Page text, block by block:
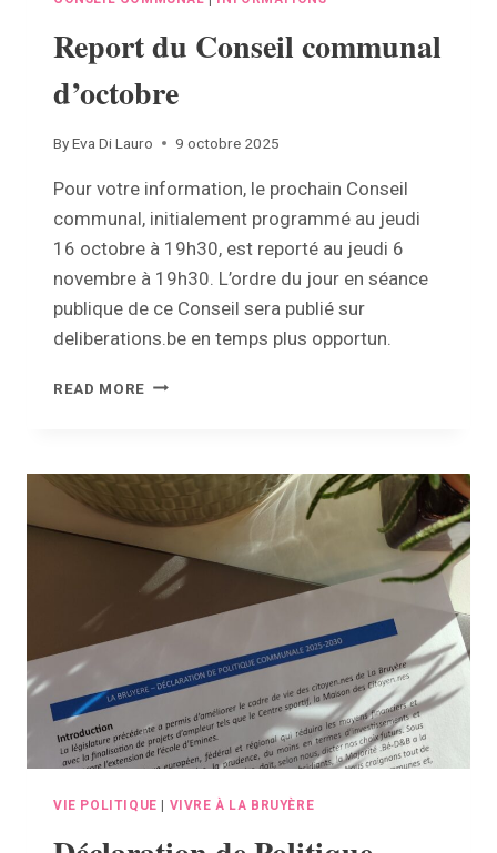
Report du Conseil communal
d’octobre
ByEva Di Lauro 9 octobre 2025
Pour votre information, le prochain Conseil
communal, initialement programmé au jeudi
16 octobre à 19h30, est reporté au jeudi 6
novembre à 19h30. L’ordre du jour en séance
publique de ce Conseil sera publié sur
deliberations.be en temps plus opportun.
READ MORE REPORT
D’OCTOBRE
VIE POLITIQUE VIVRE À LA BRUYÈRE